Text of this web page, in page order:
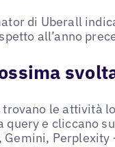
di Uberall
all’anno
le attività
e cliccano
Gemini,